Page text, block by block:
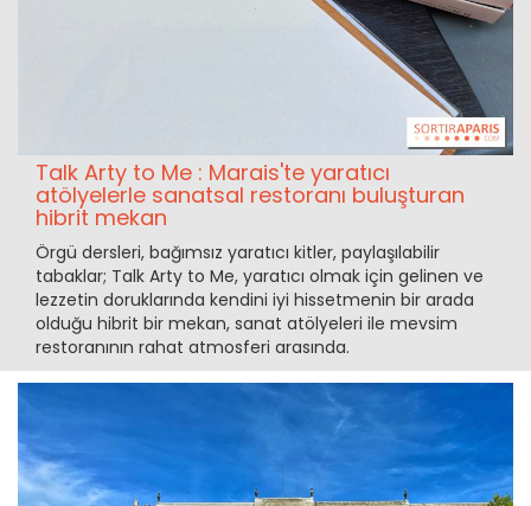
Talk Arty to Me : Marais'te yaratıcı
atölyelerle sanatsal restoranı buluşturan
hibrit mekan
Örgü dersleri, bağımsız yaratıcı kitler, paylaşılabilir
tabaklar; Talk Arty to Me, yaratıcı olmak için gelinen ve
lezzetin doruklarında kendini iyi hissetmenin bir arada
olduğu hibrit bir mekan, sanat atölyeleri ile mevsim
restoranının rahat atmosferi arasında.